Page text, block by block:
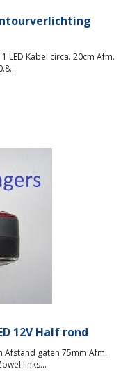
LED Kabel circa. 20cm Afm.
12V Half rond
Afstand gaten 75mm Afm.
links…